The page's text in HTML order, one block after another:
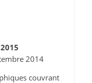
2014
couvrant